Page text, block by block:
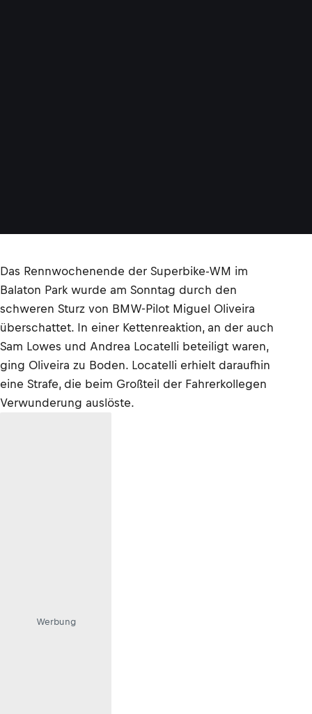
Das Rennwochenende der Superbike-WM im
Balaton Park wurde am Sonntag durch den
schweren Sturz von BMW-Pilot Miguel Oliveira
überschattet. In einer Kettenreaktion, an der auch
Sam Lowes und Andrea Locatelli beteiligt waren,
ging Oliveira zu Boden. Locatelli erhielt daraufhin
eine Strafe, die beim Großteil der Fahrerkollegen
Verwunderung auslöste.
Werbung